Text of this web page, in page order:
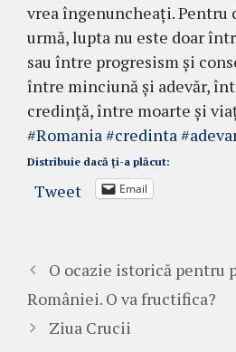
vrea îngenuncheați. Pentru
urmă, lupta nu este doar
sau între progresism și
între minciună și adevăr,
credință, între moarte și
#Romania#credinta
Distribuie dacă ți-a plăcut:
Tweet Email
O ocazie istorică pentru
României. O va fructifica?
Ziua Crucii